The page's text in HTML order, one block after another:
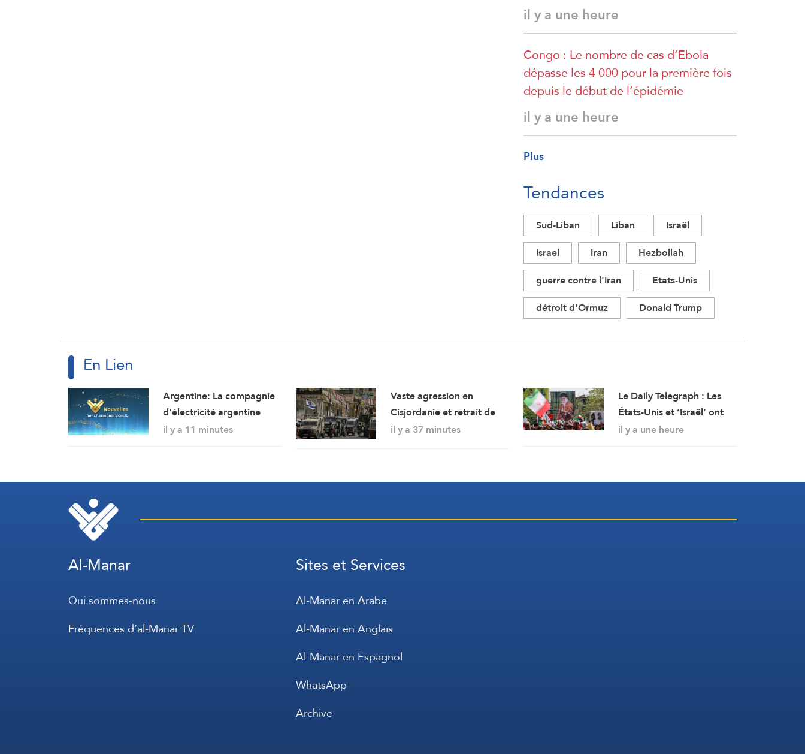
il y a une heure
Congo : Le nombre de cas d’Ebola
dépasse les 4 000 pour la première fois
depuis le début de l’épidémie
il y a une heure
Plus
Tendances
Sud-Liban Liban
Israël
Israel
Iran
Hezbollah
guerre contre l'Iran
Etats-Unis
détroit d'Ormuz
Donald Trump
En Lien
Argentine: La compagnie
d’électricité argentine
accuse Washington
il y a 11 minutes
Vaste agression en
Cisjordanie et retrait de
l’occupation de Qalandiya
il y a 37 minutes
Le Daily Telegraph : Les
États-Unis et ‘Israël’ ont
perdu, l’Iran triomphe
il y a une heure
Al-Manar
Qui sommes-nous
Fréquences d’al-Manar TV
Sites et Services
Al-Manar en Arabe
Al-Manar en Anglais
Al-Manar en Espagnol
WhatsApp
Archive